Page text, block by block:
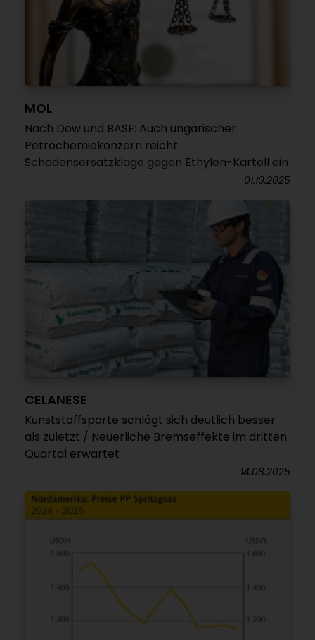
MOL
Nach Dow und BASF: Auch ungarischer
Petrochemiekonzern reicht
Schadensersatzklage gegen Ethylen-Kartell ein
01.10.2025
CELANESE
Kunststoffsparte schlägt sich deutlich besser
als zuletzt / Neuerliche Bremseffekte im dritten
Quartal erwartet
14.08.2025